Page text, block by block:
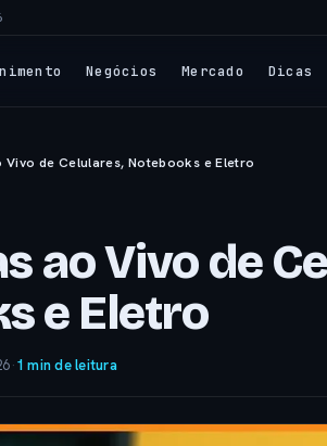
Negócios Mercado Dicas
Vivo de Celulares, Notebooks e Eletro
ao Vivo de
e Eletro
·1 min de leitura